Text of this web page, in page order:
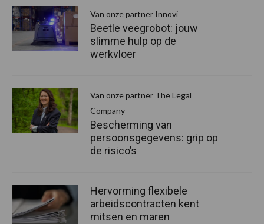
Van onze partner Innovi
Beetle veegrobot: jouw
slimme hulp op de
werkvloer
Van onze partner The Legal
Company
Bescherming van
persoonsgegevens: grip op
de risico’s
Hervorming flexibele
arbeidscontracten kent
mitsen en maren